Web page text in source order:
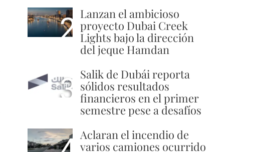
2 Lanzan el ambicioso
proyecto Dubai Creek
Lights bajo la dirección
del jeque Hamdan
3 Salik de Dubái reporta
sólidos resultados
financieros en el primer
semestre pese a desafíos
Aclaran el incendio de
varios camiones ocurrido